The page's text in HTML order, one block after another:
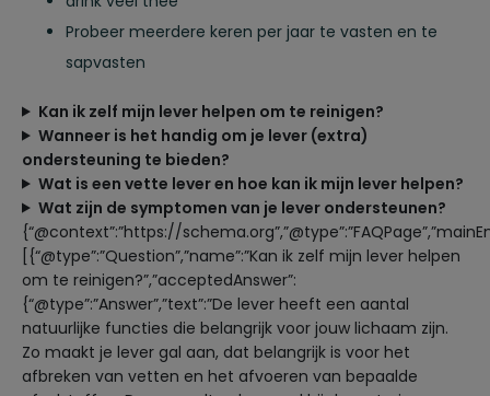
Probeer meerdere keren per jaar te vasten en te
sapvasten
Kan ik zelf mijn lever helpen om te reinigen?
Wanneer is het handig om je lever (extra)
ondersteuning te bieden?
Wat is een vette lever en hoe kan ik mijn lever helpen?
Wat zijn de symptomen van je lever ondersteunen?
{“@context”:”https://
[{“@type”:”Question”,”name”:”Kan ik zelf mijn lever helpen
om te reinigen?”,”acceptedAnswer”:
{“@type”:”Answer”,”text”:”De lever heeft een aantal
natuurlijke functies die belangrijk voor jouw lichaam zijn.
Zo maakt je lever gal aan, dat belangrijk is voor het
afbreken van vetten en het afvoeren van bepaalde